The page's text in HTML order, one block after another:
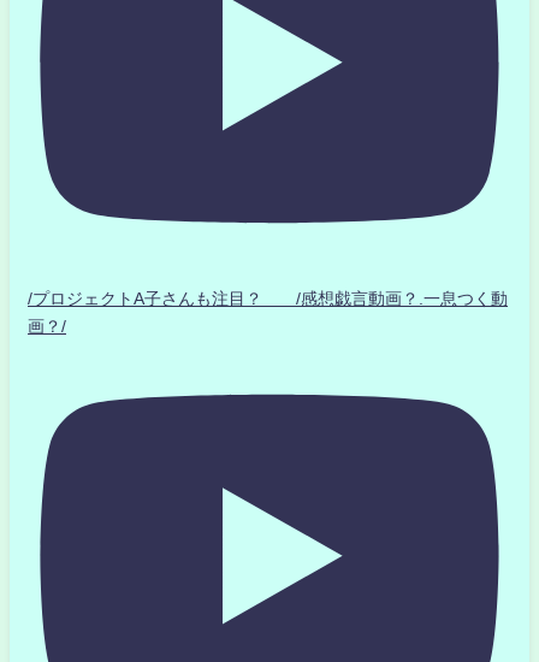
/プロジェクトA子さんも注目？ /感想戯言動画？.一息つく動
画？/